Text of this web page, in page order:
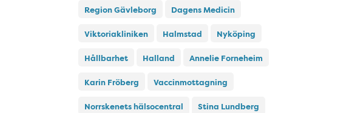
Region Gävleborg Dagens Medicin
Viktoriakliniken Halmstad Nyköping
Hållbarhet Halland Annelie Forneheim
Karin Fröberg Vaccinmottagning
Norrskenets hälsocentral Stina Lundberg